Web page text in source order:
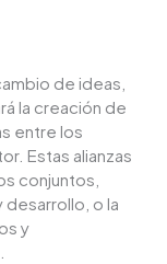
de ideas,
la creación de
entre los
Estas alianzas
conjuntos,
desarrollo, o la
y